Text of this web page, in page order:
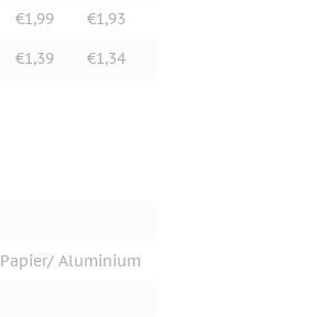
€1,99
€1,93
€1,39 €1,34
Aluminium